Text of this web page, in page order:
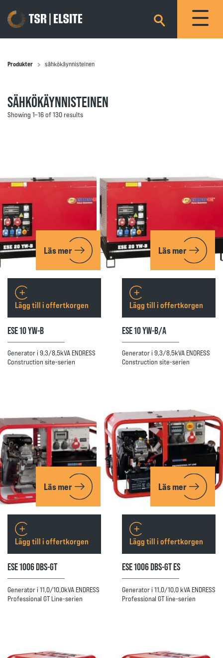
×
Produkter sähkökäynnisteinen
SÄHKÖKÄYNNISTEINEN
Showing 1–16 of 130 results
Läs mer
ESE 10 YW-B
Generator i 9,3/8,5kVA ENDRESS
Construction site-serien
Lägg till i offertkorgen
Läs mer
ESE 10 YW-B/A
Generator i 9,3/8,5kVA ENDRESS
Construction site-serien
Lägg till i offertkorgen
Läs mer
ESE 1006 DBS-GT
Generator i 11,0/10,0kVA ENDRESS
Professional GT Line-serien
Lägg till i offertkorgen
Läs mer
ESE 1006 DBS-GT ES
Generator i 11,0/10,0 kVA ENDRESS
Professional GT line-serien
Lägg till i offertkorgen